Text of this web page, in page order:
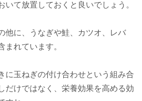
いて放置しておくと良いでしょう。
他に、うなぎや鮭、カツオ、レバ
まれています。
に玉ねぎの付け合わせという組み合
だけではなく、栄養効果を高める効